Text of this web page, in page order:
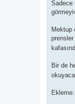
Sadece
Mektup
Bir de